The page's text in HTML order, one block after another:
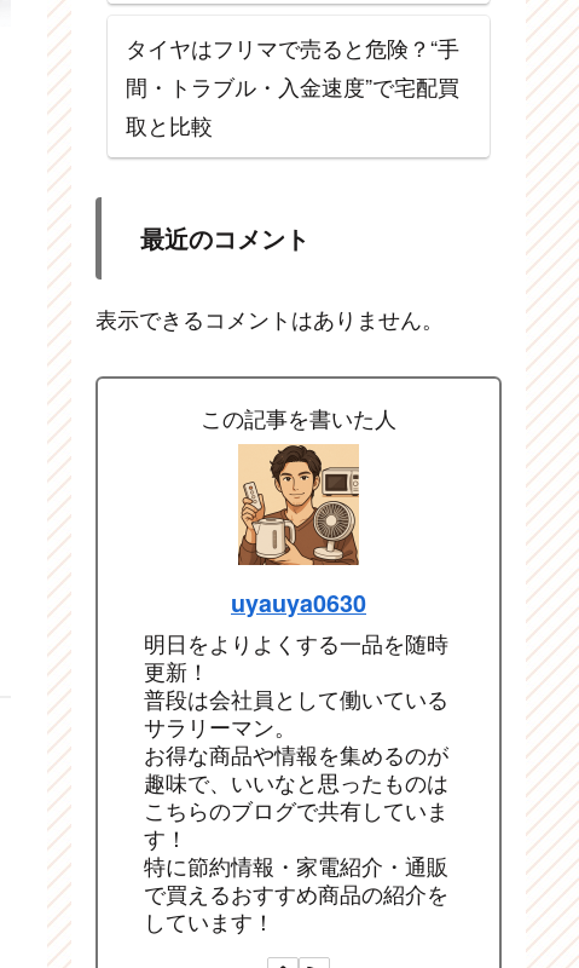
タイヤはフリマで売ると危険？“手
間・トラブル・入金速度”で宅配買
取と比較
最近のコメント
表示できるコメントはありません。
この記事を書いた人
uyauya0630
明日をよりよくする一品を随時
更新！
普段は会社員として働いている
サラリーマン。
お得な商品や情報を集めるのが
趣味で、いいなと思ったものは
こちらのブログで共有していま
す！
特に節約情報・家電紹介・通販
で買えるおすすめ商品の紹介を
しています！